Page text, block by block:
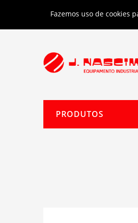
Fazemos uso de cookies
Limpeza industrial e
PRODUTOS